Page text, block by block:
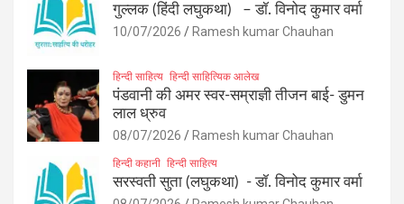
गुल्लक (हिंदी लघुकथा) – डॉ. विनोद कुमार वर्मा
10/07/2026 Ramesh kumar Chauhan
हिन्दी साहित्य हिन्दी साहित्यिक आलेख
पंडवानी की अमर स्वर-सम्राज्ञी तीजन बाई- डुमन
लाल ध्रुव
08/07/2026 Ramesh kumar Chauhan
हिन्दी कहानी हिन्दी साहित्य
सरस्वती सुता (लघुकथा) ​- डॉ. विनोद कुमार वर्मा